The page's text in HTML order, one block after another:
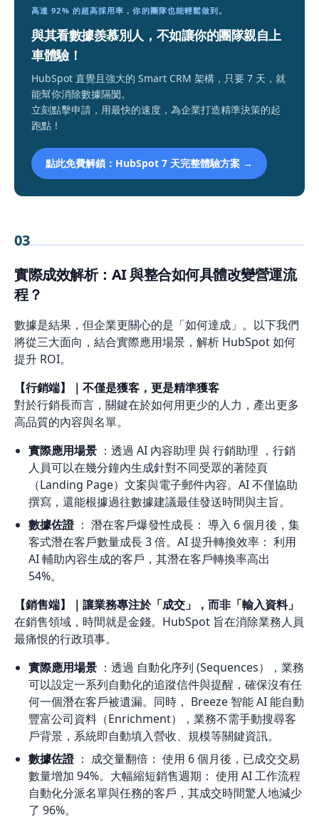
高達 92% 的超高採用率，你的團隊也能輕鬆做到。
與其看數據羨慕別人，不如讓你的團隊親自上
車體驗！
HubSpot 直覺且強大的 Smart CRM 架構，只要 7 天，就
能幫你消除數據隔閡。
立刻點擊申請，用最快的速度，為企業打造精準決策的起
跑點！
點此免費解鎖：HubSpot 7 天完整體驗方案 →
03
實際成效解析：AI 與整合如何具體改變營運流
程？
數據是結果，但企業更關心的是「如何達成」。以下我們
將從三大面向，結合實際應用場景，解析 HubSpot 如何
提升 ROI。
【行銷端】｜不僅是獲客，更是精準獲客
對於行銷長而言，關鍵在於如何用更少的人力，產出更多
高品質的內容與名單。
實際應用場景 ：透過 AI 內容助理 與 行銷助理 ，行銷
人員可以在幾分鐘內生成針對不同受眾的著陸頁
（Landing Page）文案與電子郵件內容。AI 不僅協助
撰寫，還能根據過往數據建議最佳發送時間與主旨。
數據佐證： 潛在客戶爆發性成長： 導入 6 個月後，集
客式潛在客戶數量成長 3 倍。AI 提升轉換效率： 利用
AI 輔助內容生成的客戶，其潛在客戶轉換率高出
54%。
【銷售端】｜讓業務專注於「成交」，而非「輸入資料」
在銷售領域，時間就是金錢。HubSpot 旨在消除業務人員
最痛恨的行政瑣事。
實際應用場景 ：透過 自動化序列 (Sequences），業務
可以設定一系列自動化的追蹤信件與提醒，確保沒有任
何一個潛在客戶被遺漏。同時， Breeze 智能 AI 能自動
豐富公司資料（Enrichment），業務不需手動搜尋客
戶背景，系統即自動填入營收、規模等關鍵資訊。
數據佐證： 成交量翻倍： 使用 6 個月後，已成交交易
數量增加 94%。大幅縮短銷售週期： 使用 AI 工作流程
自動化分派名單與任務的客戶，其成交時間驚人地減少
了 96%。